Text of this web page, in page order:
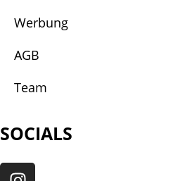
Werbung
AGB
Team
SOCIALS